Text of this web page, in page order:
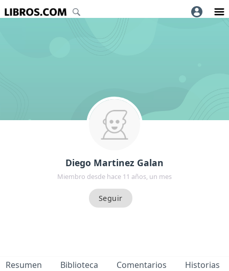
Diego Martinez Galan
Miembro desde hace 11 años, un mes
Resumen Biblioteca Comentarios Historias